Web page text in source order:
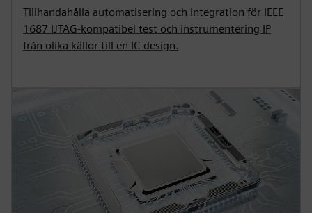
Tillhandahålla automatisering och integration för IEEE
1687 IJTAG-kompatibel test och instrumentering IP
från olika källor till en IC-design.